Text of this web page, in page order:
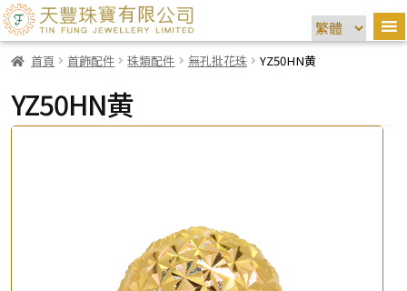
首頁 首飾配件 珠類配件 無孔批花珠 YZ50HN黄
YZ50HN黄